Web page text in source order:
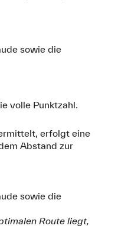
sowie die
volle Punktzahl.
erfolgt eine
Abstand zur
sowie die
Route liegt,